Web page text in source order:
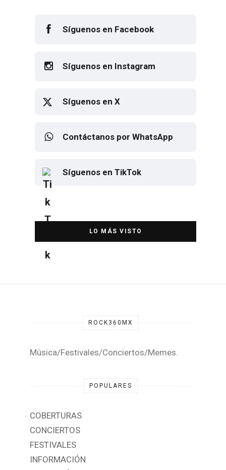
Síguenos en Facebook
Síguenos en Instagram
Síguenos en X
Contáctanos por WhatsApp
Síguenos en TikTok
DESTACADA
Elton John regresa a CDMX para
despedirse en el Estadio Banorte
ROCK360MX
Música/Festivales/Conciertos/Memes.
POPULARES
COBERTURAS
CONCIERTOS
FESTIVALES
INFORMACIÓN